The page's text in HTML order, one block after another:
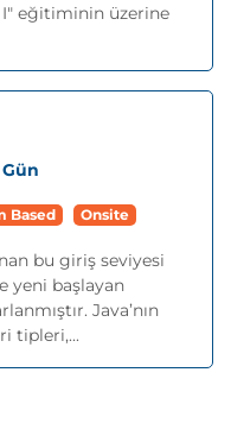
eğitiminin üzerine
Based Onsite
bu giriş seviyesi
yeni başlayan
Java’nın
tipleri,...